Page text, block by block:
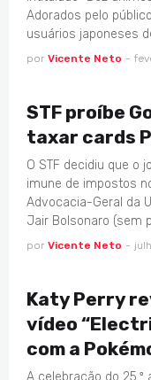
Adorados pelo
usuários japoneses
por Vicente Neto -
STF proíbe
taxar cards
O STF decidiu que o
imune de impostos
Advocacia-Geral da
Jair Bolsonaro (sem
por Vicente Neto -
Katy Perry
vídeo
com a
A celebração do